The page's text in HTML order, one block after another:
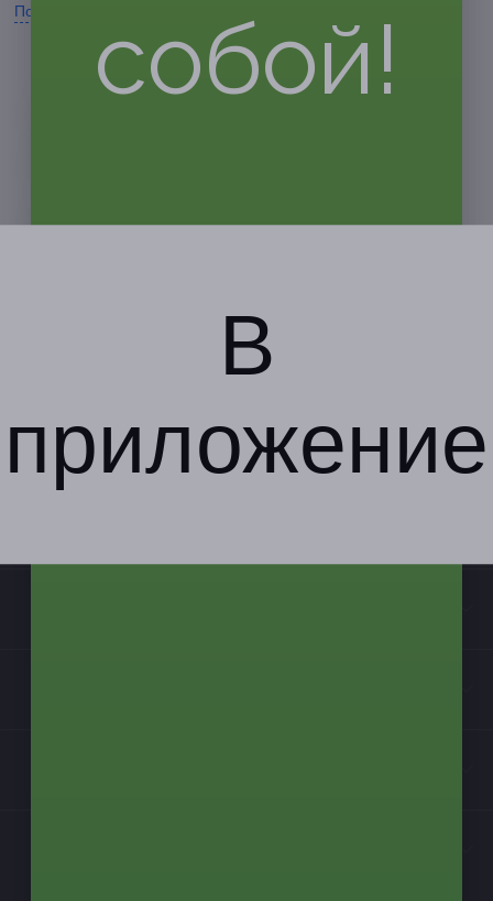
Показать номер телефона
собой!
В
приложение